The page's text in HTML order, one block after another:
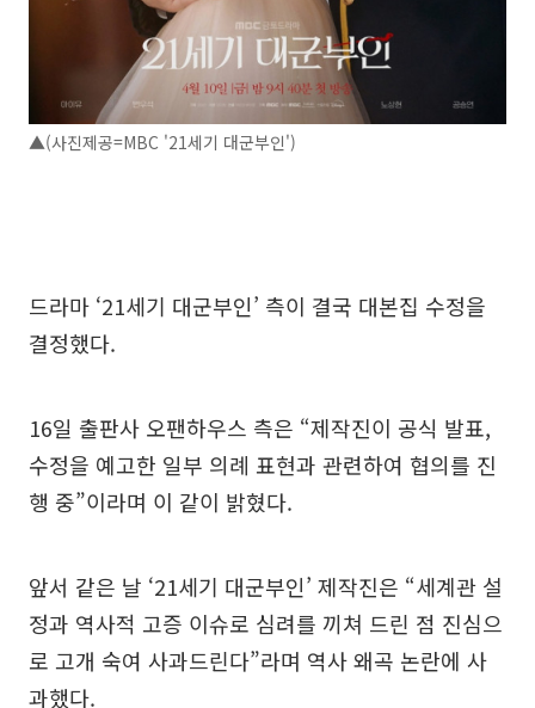
▲(사진제공=MBC '21세기 대군부인')
드라마 ‘21세기 대군부인’ 측이 결국 대본집 수정을
결정했다.
16일 출판사 오팬하우스 측은 “제작진이 공식 발표,
수정을 예고한 일부 의례 표현과 관련하여 협의를 진
행 중”이라며 이 같이 밝혔다.
앞서 같은 날 ‘21세기 대군부인’ 제작진은 “세계관 설
정과 역사적 고증 이슈로 심려를 끼쳐 드린 점 진심으
로 고개 숙여 사과드린다”라며 역사 왜곡 논란에 사
과했다.